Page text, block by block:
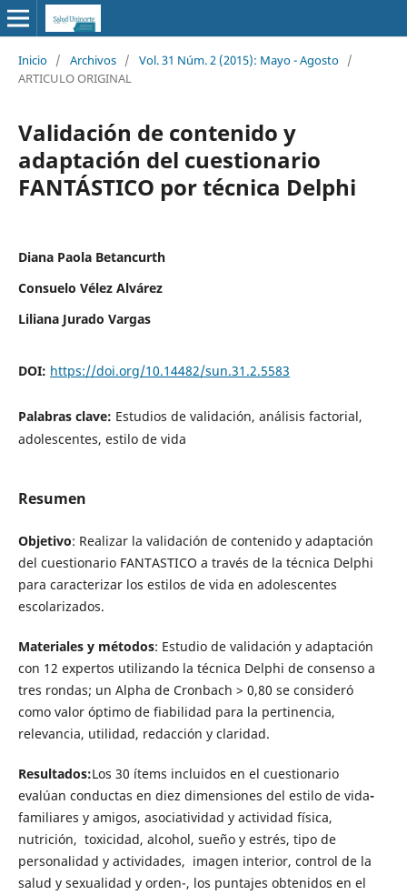
Inicio / Archivos / Vol. 31 Núm. 2 (2015): Mayo - Agosto /
ARTICULO ORIGINAL
Validación de contenido y
adaptación del cuestionario
FANTÁSTICO por técnica Delphi
Diana Paola Betancurth
Consuelo Vélez Alvárez
Liliana Jurado Vargas
DOI: https://doi.org/10.14482/sun.31.2.5583
Palabras clave: Estudios de validación, análisis factorial,
adolescentes, estilo de vida
Resumen
Objetivo: Realizar la validación de contenido y adaptación
del cuestionario FANTASTICO a través de la técnica Delphi
para caracterizar los estilos de vida en adolescentes
escolarizados.
Materiales y métodos: Estudio de validación y adaptación
con 12 expertos utilizando la técnica Delphi de consenso a
tres rondas; un Alpha de Cronbach > 0,80 se consideró
como valor óptimo de fiabilidad para la pertinencia,
relevancia, utilidad, redacción y claridad.
Resultados:Los 30 ítems incluidos en el cuestionario
evalúan conductas en diez dimensiones del estilo de vida-
familiares y amigos, asociatividad y actividad física,
nutrición, toxicidad, alcohol, sueño y estrés, tipo de
personalidad y actividades, imagen interior, control de la
salud y sexualidad y orden-, los puntajes obtenidos en el